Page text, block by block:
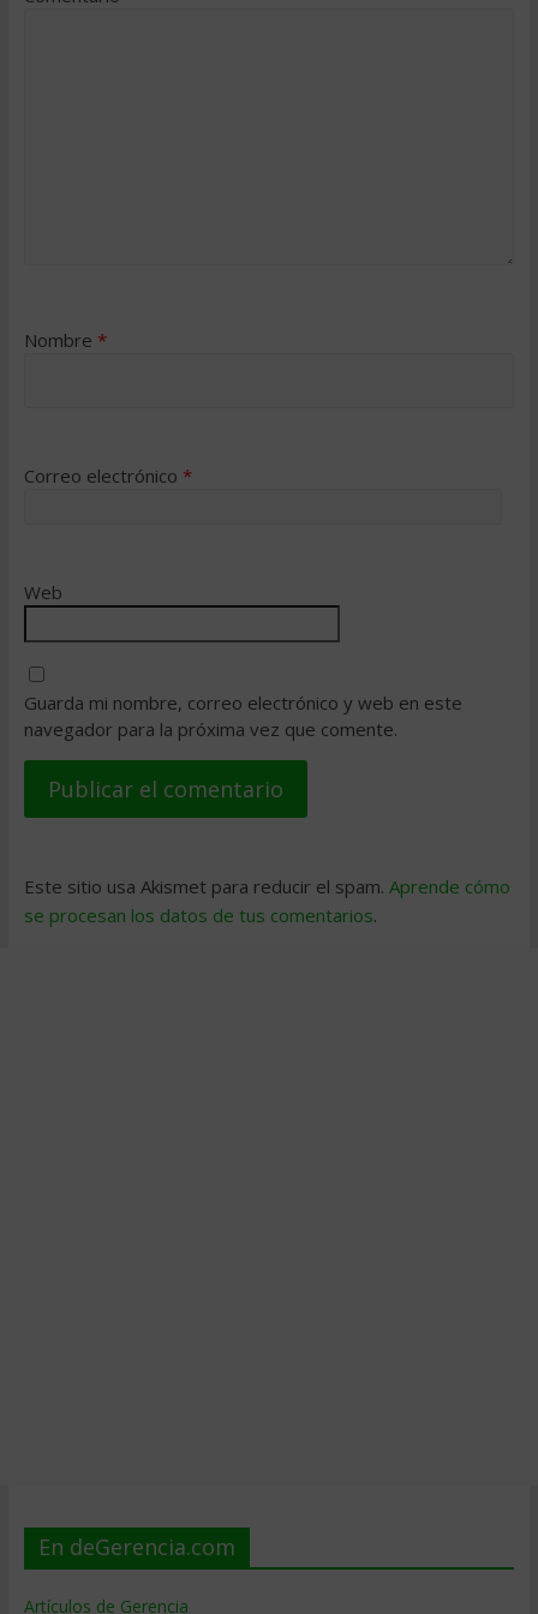
Nombre *
Correo electrónico *
Web
Guarda mi nombre, correo electrónico y web en este
navegador para la próxima vez que comente.
Este sitio usa Akismet para reducir el spam. Aprende cómo
se procesan los datos de tus comentarios.
En deGerencia.com
Artículos de Gerencia